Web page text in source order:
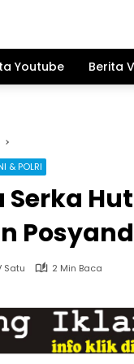
Youtube Berita
& POLRI
Serka
Satu
2 Min Baca